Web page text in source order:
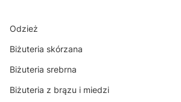
Odzież
Biżuteria skórzana
Biżuteria srebrna
Biżuteria z brązu i miedzi